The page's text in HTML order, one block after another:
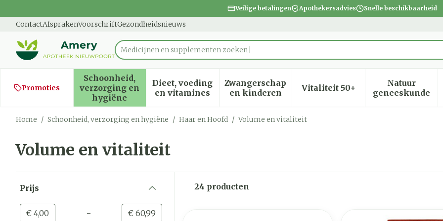
Veilige betalingen Apothekersadvies Snelle beschikbaarheid
ContactAfsprakenVoorschriftGezondheidsnieuws
Product, merk, categorie...
Promoties
Schoonheid,
verzorging en
hygiëne
Toon submenu voor Schoonheid, verzorging en hygiëne categorie
Dieet, voeding
en vitaminesToon submenu voor Dieet, voeding en vitamines categorie
Zwangerschap
en kinderenToon submenu voor Zwangerschap en
Vitaliteit 50+Toon submenu voor
Natuur
geneeskunde
Toon
Home / Schoonheid, verzorging en hygiëne / Haar en Hoofd / Volume en vitaliteit
Volume en vitaliteit
Prijs
Minimumwaarde
€ 4,00 - Maximale waarde
€ 60,99
24 producten